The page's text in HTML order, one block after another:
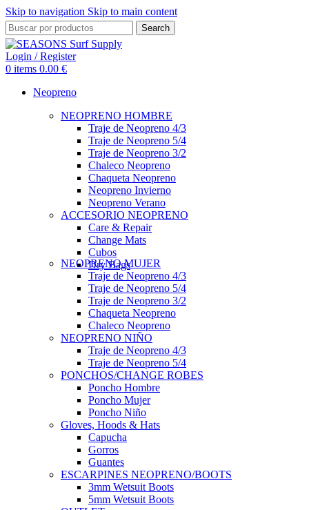
Skip to navigation Skip to main content
Search
Login / Register
0 items 0.00 €
Neopreno
NEOPRENO HOMBRE
Traje de Neopreno 4/3
Traje de Neopreno 5/4
Traje de Neopreno 3/2
Chaleco Neopreno
Chaqueta Neopreno
Neopreno Invierno
Neopreno Verano
ACCESORIO NEOPRENO
Care & Repair
Change Mats
Cubos
Dry Bags
NEOPRENO MUJER
Traje de Neopreno 4/3
Traje de Neopreno 5/4
Traje de Neopreno 3/2
Chaqueta Neopreno
Chaleco Neopreno
NEOPRENO NIÑO
Traje de Neopreno 4/3
Traje de Neopreno 5/4
PONCHOS/CHANGE ROBES
Poncho Hombre
Poncho Mujer
Poncho Niño
Gloves, Hoods & Hats
Capucha
Gorros
Guantes
ESCARPINES NEOPRENO/BOOTS
3mm Wetsuit Boots
5mm Wetsuit Boots